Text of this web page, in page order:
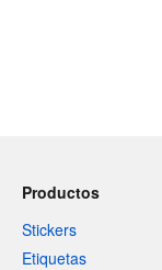
Productos
Stickers
Etiquetas